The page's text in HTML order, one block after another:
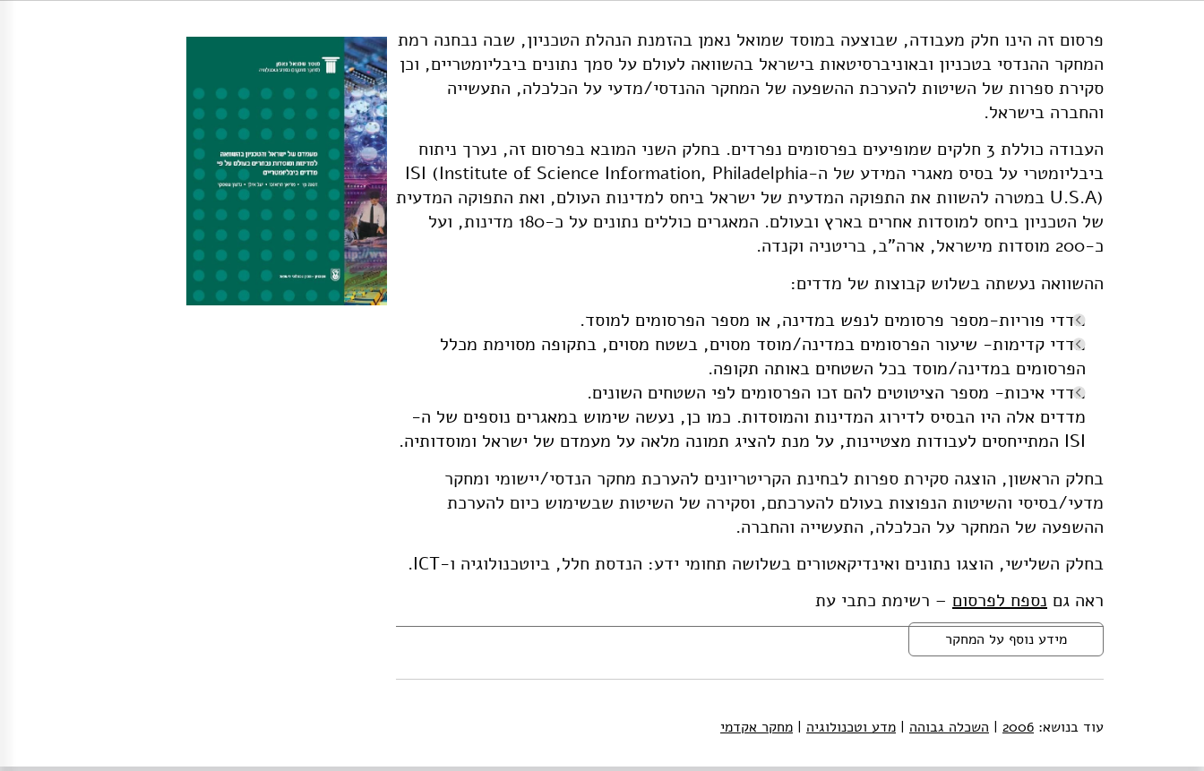
פרסום זה הינו חלק מעבודה, שבוצעה במוסד שמואל נאמן בהזמנת הנהלת הטכניון, שבה נבחנה רמת
המחקר ההנדסי בטכניון ובאוניברסיטאות בישראל בהשוואה לעולם על סמך נתונים ביבליומטריים, וכן
סקירת ספרות של השיטות להערכת ההשפעה של המחקר ההנדסי/מדעי על הכלכלה, התעשייה
והחברה בישראל.
העבודה כוללת 3 חלקים שמופיעים בפרסומים נפרדים. בחלק השני המובא בפרסום זה, נערך ניתוח
ביבליומטרי על בסיס מאגרי המידע של ה-ISI (Institute of Science Information, Philadelphia
U.S.A) במטרה להשוות את התפוקה המדעית של ישראל ביחס למדינות העולם, ואת התפוקה המדעית
של הטכניון ביחס למוסדות אחרים בארץ ובעולם. המאגרים כוללים נתונים על כ-180 מדינות, ועל
כ-200 מוסדות מישראל, ארה"ב, בריטניה וקנדה.
ההשוואה נעשתה בשלוש קבוצות של מדדים:
מדדי פוריות-מספר פרסומים לנפש במדינה, או מספר הפרסומים למוסד.
מדדי קדימות- שיעור הפרסומים במדינה/מוסד מסוים, בשטח מסוים, בתקופה מסוימת מכלל
הפרסומים במדינה/מוסד בכל השטחים באותה תקופה.
מדדי איכות- מספר הציטוטים להם זכו הפרסומים לפי השטחים השונים.
מדדים אלה היו הבסיס לדירוג המדינות והמוסדות. כמו כן, נעשה שימוש במאגרים נוספים של ה-
ISI המתייחסים לעבודות מצטיינות, על מנת להציג תמונה מלאה על מעמדם של ישראל ומוסדותיה.
בחלק הראשון, הוצגה סקירת ספרות לבחינת הקריטריונים להערכת מחקר הנדסי/יישומי ומחקר
מדעי/בסיסי והשיטות הנפוצות בעולם להערכתם, וסקירה של השיטות שבשימוש כיום להערכת
ההשפעה של המחקר על הכלכלה, התעשייה והחברה.
בחלק השלישי, הוצגו נתונים ואינדיקאטורים בשלושה תחומי ידע: הנדסת חלל, ביוטכנולוגיה ו-ICT.
ראה גם נספח לפרסום – רשימת כתבי עת
מידע נוסף על המחקר
עוד בנושא: 2006
| השכלה גבוהה | מדע וטכנולוגיה | מחקר אקדמי